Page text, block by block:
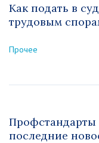
Как подать в
трудовым
Прочее
Профстандарты
последние